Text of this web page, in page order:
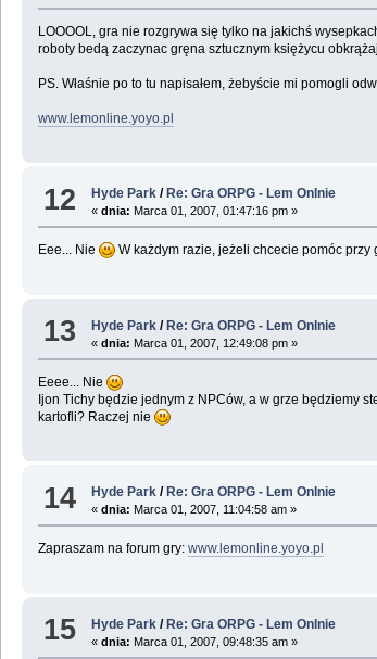
LOOOOL, gra nie rozgrywa się tylko na jakichś
roboty bedą zaczynac gręna sztucznym księżycu
PS. Właśnie po to tu napisałem, żebyście mi pomogli
www.lemonline.yoyo.pl
12 Hyde Park / Re: Gra ORPG - Lem Onlnie
«dnia: Marca 01, 2007, 01:47:16 pm »
Eee... Nie W każdym razie, jeżeli chcecie pomóc przy
13 Hyde Park /Re: Gra ORPG - Lem Onlnie
«dnia: Marca 01, 2007, 12:49:08 pm »
Eeee... Nie
Ijon Tichy będzie jednym z NPCów, a w grze będziemy
kartofli? Raczej nie
14 Hyde Park / Re: Gra ORPG - Lem Onlnie
«dnia: Marca 01, 2007, 11:04:58 am »
Zapraszam na forum gry: www.lemonline.yoyo.pl
15 Hyde Park /Re: Gra ORPG - Lem Onlnie
«dnia: Marca 01, 2007, 09:48:35 am »